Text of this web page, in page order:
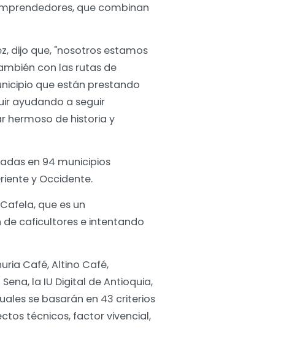
que combinan
dijo que, "nosotros estamos
con las rutas de
que están prestando
ayudando a seguir
hermoso de historia y
en 94 municipios
y Occidente.
que es un
de caficultores e intentando
Café, Altino Café,
la IU Digital de Antioquia,
se basarán en 43 criterios
técnicos, factor vivencial,